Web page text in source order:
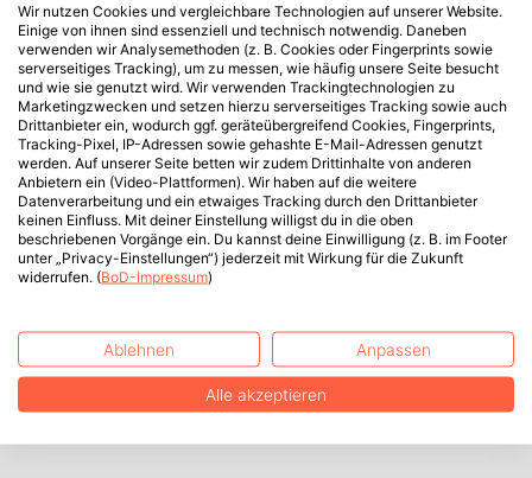
Wir nutzen Cookies und vergleichbare Technologien auf unserer Website.
Einige von ihnen sind essenziell und technisch notwendig. Daneben
verwenden wir Analysemethoden (z. B. Cookies oder Fingerprints sowie
serverseitiges Tracking), um zu messen, wie häufig unsere Seite besucht
und wie sie genutzt wird. Wir verwenden Trackingtechnologien zu
Marketingzwecken und setzen hierzu serverseitiges Tracking sowie auch
Drittanbieter ein, wodurch ggf. geräteübergreifend Cookies, Fingerprints,
Tracking-Pixel, IP-Adressen sowie gehashte E-Mail-Adressen genutzt
werden. Auf unserer Seite betten wir zudem Drittinhalte von anderen
Anbietern ein (Video-Plattformen). Wir haben auf die weitere
Datenverarbeitung und ein etwaiges Tracking durch den Drittanbieter
keinen Einfluss. Mit deiner Einstellung willigst du in die oben
beschriebenen Vorgänge ein. Du kannst deine Einwilligung (z. B. im Footer
unter „Privacy-Einstellungen“) jederzeit mit Wirkung für die Zukunft
widerrufen. (BoD-Impressum)
Ablehnen Anpassen
Alle akzeptieren